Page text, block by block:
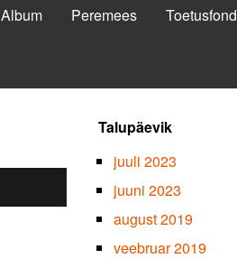
Album Peremees Toetusfond
Primary
Sidebar
Talupäevik
juuli 2023
juuni 2023
august 2019
veebruar 2019